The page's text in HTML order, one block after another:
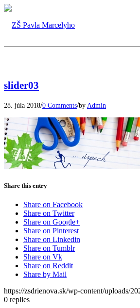
slider03
28. júla 2018/0 Comments/by Admin
Share this entry
Share on Facebook
Share on Twitter
Share on Google+
Share on Pinterest
Share on Linkedin
Share on Tumblr
Share on Vk
Share on Reddit
Share by Mail
https://zsdrienova.sk/wp-content/uploads/
0 replies